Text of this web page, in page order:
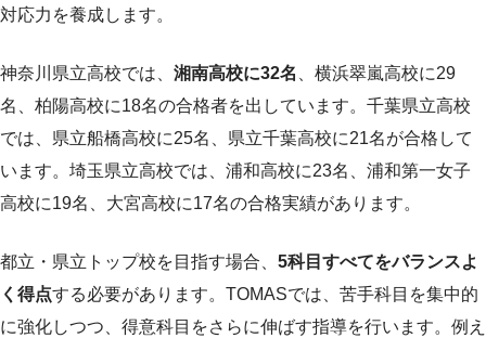
対応力を養成します。
神奈川県立高校では、 湘南高校に32名
、横浜翠嵐高校に29
名、柏陽高校に18名の合格者を出しています。千葉県立高校
では、県立船橋高校に25名、県立千葉高校に21名が合格して
います。埼玉県立高校では、浦和高校に23名、浦和第一女子
高校に19名、大宮高校に17名の合格実績があります。
都立・県立トップ校を目指す場合、 5科目すべてをバランスよ
く得点する必要があります。TOMASでは、苦手科目を集中的
に強化しつつ、得意科目をさらに伸ばす指導を行います。例え